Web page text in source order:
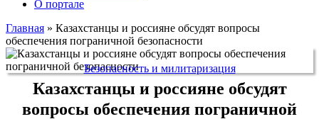
О портале
Главная » Казахстанцы и россияне обсудят вопросы
обеспечения пограничной безопасности
Безопасность и милитаризация
Казахстанцы и россияне обсудят
вопросы обеспечения пограничной